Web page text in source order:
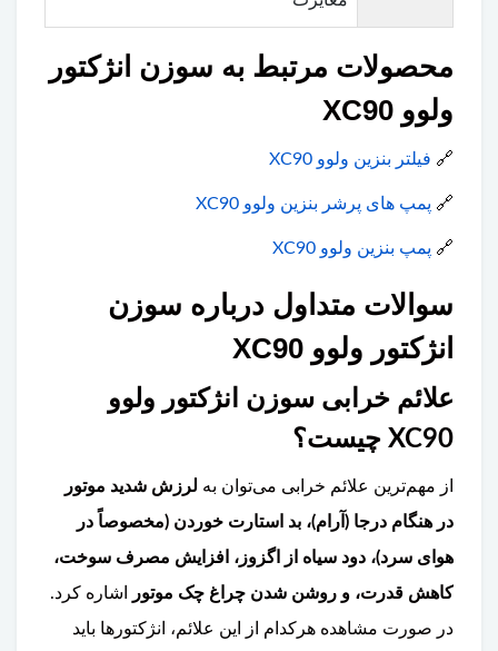
محصولات مرتبط به سوزن انژکتور
ولوو XC90
🔗 فیلتر بنزین ولوو XC90
🔗 پمپ های پرشر بنزین ولوو XC90
🔗 پمپ بنزین ولوو XC90
سوالات متداول درباره سوزن
انژکتور ولوو XC90
علائم خرابی سوزن انژکتور ولوو
XC90 چیست؟
از مهم‌ترین علائم خرابی می‌توان به لرزش شدید موتور
در هنگام درجا (آرام)، بد استارت خوردن (مخصوصاً در
هوای سرد)، دود سیاه از اگزوز، افزایش مصرف سوخت،
کاهش قدرت، و روشن شدن چراغ چک موتور
اشاره کرد.
در صورت مشاهده هرکدام از این علائم، انژکتورها باید